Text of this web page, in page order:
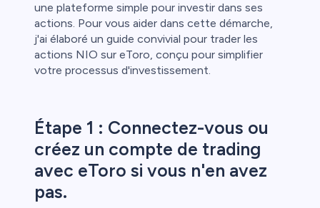
une plateforme simple pour investir dans ses
actions. Pour vous aider dans cette démarche,
j'ai élaboré un guide convivial pour trader les
actions NIO sur eToro, conçu pour simplifier
votre processus d'investissement.
Étape 1 : Connectez-vous ou
créez un compte de trading
avec eToro si vous n'en avez
pas.